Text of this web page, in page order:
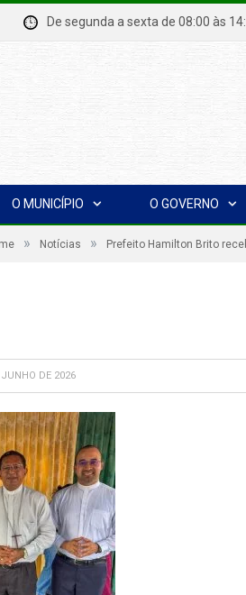
De segunda a sexta de 08:00
O MUNICÍPIO O GOVERNO
» Notícias » Prefeito Hamilton Brito
JUNHO DE 2026